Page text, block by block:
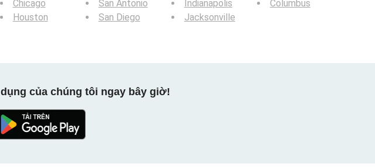
Chicago
Houston
San Antonio
San Diego
Indianapolis
Jacksonville
Columbus
của chúng tôi ngay bây giờ!